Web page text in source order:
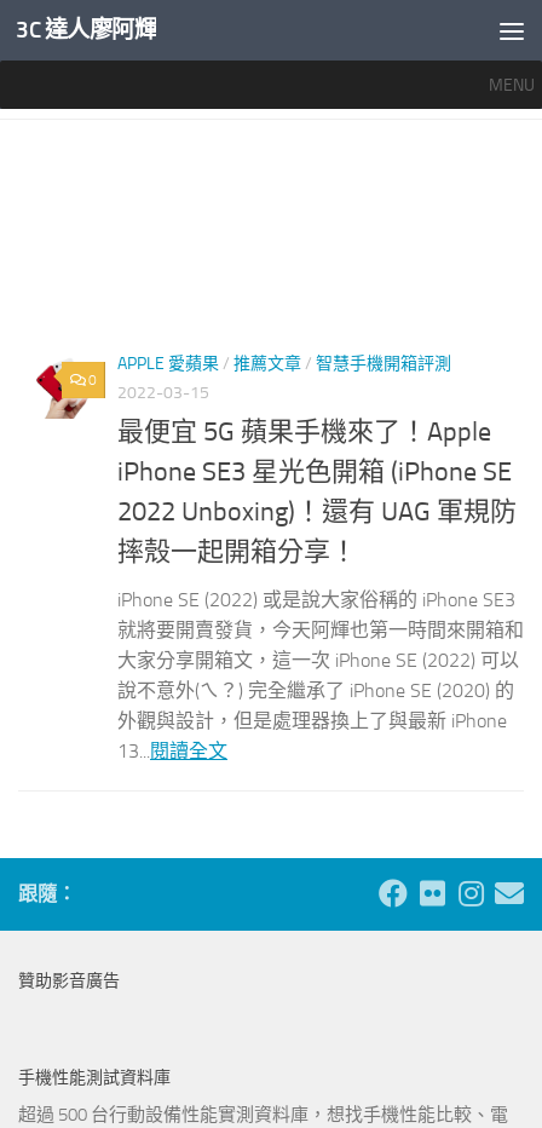
內文下方
3C 達人廖阿輝
MENU
0
APPLE 愛蘋果/ 推薦文章/ 智慧手機開箱評測
2022-03-15
最便宜 5G 蘋果手機來了！Apple
iPhone SE3 星光色開箱 (iPhone SE
2022 Unboxing)！還有 UAG 軍規防
摔殼一起開箱分享！
iPhone SE (2022) 或是說大家俗稱的 iPhone SE3
就將要開賣發貨，今天阿輝也第一時間來開箱和
大家分享開箱文，這一次 iPhone SE (2022) 可以
說不意外(ㄟ？) 完全繼承了 iPhone SE (2020) 的
外觀與設計，但是處理器換上了與最新 iPhone
13...閱讀全文
跟隨：
贊助影音廣告
手機性能測試資料庫
超過 500 台行動設備性能實測資料庫，想找手機性能比較、電